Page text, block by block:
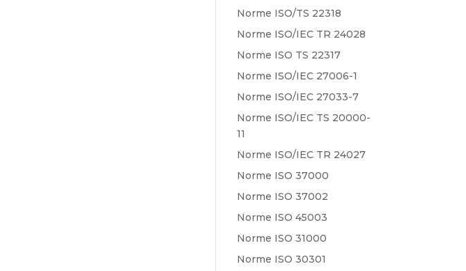
Norme ISO/TS 22318
Norme ISO/IEC TR 24028
Norme ISO TS 22317
Norme ISO/IEC 27006-1
Norme ISO/IEC 27033-7
Norme ISO/IEC TS 20000-
11
Norme ISO/IEC TR 24027
Norme ISO 37000
Norme ISO 37002
Norme ISO 45003
Norme ISO 31000
Norme ISO 30301